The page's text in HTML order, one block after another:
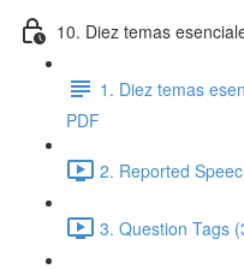
10. Diez temas
1. Diez temas
PDF
2. Reported
3. Question Tags